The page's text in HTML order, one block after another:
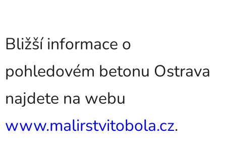
Bližší informace o
pohledovém betonu Ostrava
najdete na webu
www.malirstvitobola.cz.